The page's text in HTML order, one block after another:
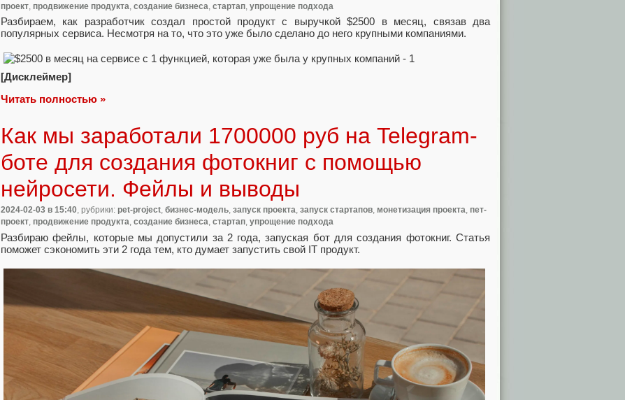
проект продвижение продукта создание бизнеса стартап упрощение подхода
Разбираем, как разработчик создал простой продукт с выручкой $2500 в месяц, связав два
популярных сервиса. Несмотря на то, что это уже было сделано до него крупными компаниями.
[Дисклеймер]
Читать полностью »
Как мы заработали 1700000 руб на Telegram-
боте для создания фотокниг с помощью
нейросети. Фейлы и выводы
2024-02-03 в 15:40, рубрики: pet-project, бизнес-модель, запуск проекта, запуск стартапов, монетизация проекта, пет-
проект, продвижение продукта, создание бизнеса, стартап, упрощение подхода
Разбираю фейлы, которые мы допустили за 2 года, запуская бот для создания фотокниг. Статья
поможет сэкономить эти 2 года тем, кто думает запустить свой IT продукт.